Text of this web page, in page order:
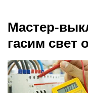
Мастер-
гасим свет